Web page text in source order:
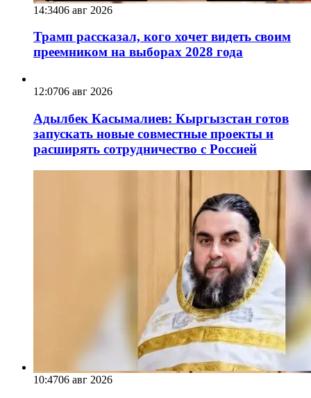
14:3406 авг 2026
Трамп рассказал, кого хочет видеть своим
преемником на выборах 2028 года
12:0706 авг 2026
Адылбек Касымалиев: Кыргызстан готов
запускать новые совместные проекты и
расширять сотрудничество с Россией
10:4706 авг 2026